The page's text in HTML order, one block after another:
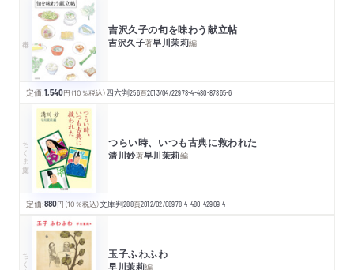
吉沢久子の旬を味わう献立帖
吉沢久子著早川茉莉編
定価:1,540円 （10％税込）四六判256頁2013/04/22978-4-480-87865-6
ちくま文庫 つらい時、いつも古典に救われた
清川妙著早川茉莉編
定価:880円 （10％税込）文庫判288頁2012/02/08978-4-480-42909-4
ちくま文庫 玉子ふわふわ
早川茉莉編